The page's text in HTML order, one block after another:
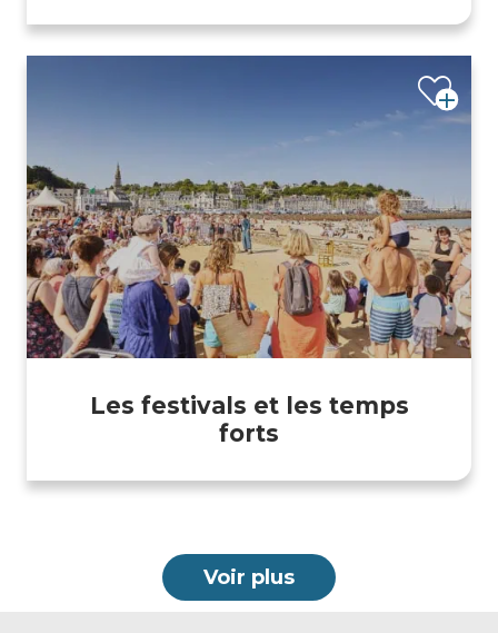
Les festivals et les temps
forts
Voir plus